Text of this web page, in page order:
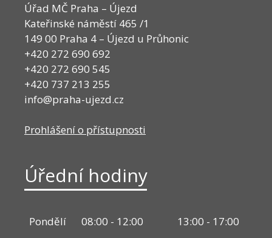
Úřad MČ Praha – Újezd
Kateřinské náměstí 465 /1
149 00 Praha 4 – Újezd u Průhonic
+420 272 690 692
+420 272 690 545
+420 737 213 255
info@praha-ujezd.cz
Prohlášení o přístupnosti
Úřední hodiny
Pondělí 08:00 - 12:00
13:00 - 17:00